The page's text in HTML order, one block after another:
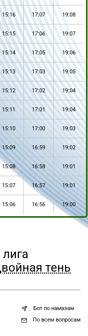
15:16 17:07 19:08
15:15 17:06 19:07
15:14 17:05 19:06
15:13 17:03 19:05
15:12 17:02 19:04
15:11 17:01 19:04
15:10 17:00 19:03
15:09 16:59 19:02
15:08 16:58 19:01
15:07 16:57 19:01
15:06 16:56 19:00
тень
Бот по намазам
По всем вопросам